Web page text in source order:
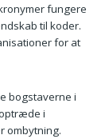
fungere
til koder.
for at
bogstaverne i
i
ombytning.